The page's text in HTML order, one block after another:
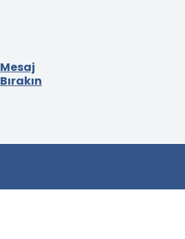
Mesaj
Bırakın